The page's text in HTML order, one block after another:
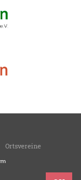
Ortsvereine